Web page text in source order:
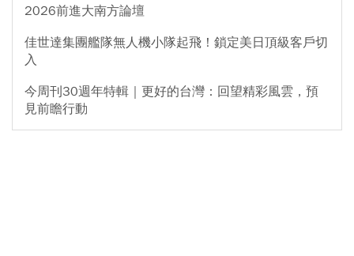
2026前進大南方論壇
佳世達集團艦隊無人機小隊起飛！鎖定美日頂級客戶切
入
今周刊30週年特輯｜更好的台灣：回望精彩風雲，預
見前瞻行動